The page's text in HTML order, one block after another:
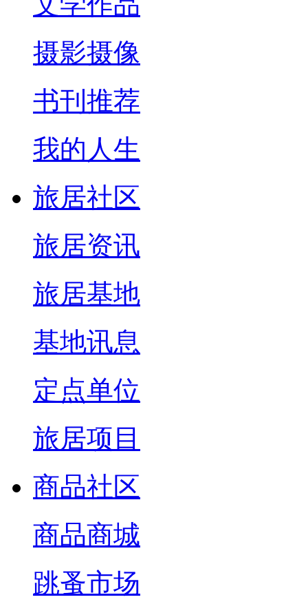
摄影摄像
书刊推荐
我的人生
旅居社区
旅居资讯
旅居基地
基地讯息
定点单位
旅居项目
商品社区
商品商城
跳蚤市场